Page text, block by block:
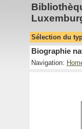
Sélection du
Biographie
Navigation: